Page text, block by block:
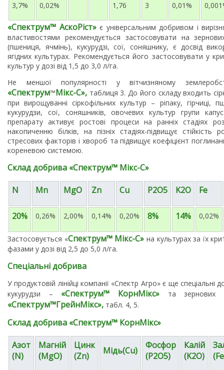
3,7% 0,02% 1,76 3 0,01%
«Спектрум™ АскоРіст»є універсальним добривом і
властивостями рекомендується застосовувати на
(пшениця, ячмінь), кукурудзі, сої, соняшнику, є досвід
ягідних культурах. Рекомендується його застосовувати у
культур у дозі від 1,5 до 3,0 л/га.
Не меншої популярності у вітчизняному
«Спектрум™Мікс-С», таблиця 3. До його складу входить
при вирощуванні сіркофільних культур – ріпаку, гірчиці,
кукурудзи, сої, соняшників, овочевих культур групи
препарату активує ростові процеси на ранніх стадіях
накопиченню білків, на пізніх стадіях-підвищує стійкість
стресових факторів і хвороб та підвищує коефіцієнт
кореневою системою.
Склад добрива «Спектрум™ Мікс-С»
N Mn MgO Zn Cu P2O5 K2O Fe
20% 0,26% 2,00% 0,14% 0,20% 8% 14% 0,02%
Застосовується «Спектрум™Мікс-С» на культурах за їх
фазами у дозі від 2,5 до 5,0 л/га.
Спеціальні добрива
У продуктовій лінійці компанії «Спектр Агро» є ще спеціальні
кукурудзи – «Спектрум™ КорнМікс» та зернових
«Спектрум™ГрейнМікс», табл. 4, 5.
Склад добрива «Спектрум™ КорнМікс»
Азот
(N)
Магній
(MgO)
Цинк
(Zn)
Мідь(Cu)
Фосфор
(P2O5)
Калій
(K2O)